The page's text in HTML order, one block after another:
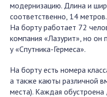
модернизацию. Длина и
соответственно, 14
На борту работает 72
компания «Лазурит», но он
у «Спутника-Гермеса».
На борту есть номера
а также каюты различной
места). Каждая